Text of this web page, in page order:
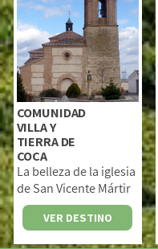
COMUNIDAD
VILLA Y
TIERRA DE
COCA
La belleza de la iglesia
de San Vicente Mártir
VER DESTINO